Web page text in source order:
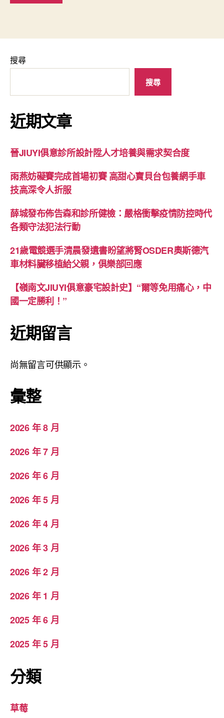
搜尋
搜尋
近期文章
晉JIUYI俱意診所設計陞人才培養與需求契合度
雨燕妨礙賽完成首場初賽 高甜心寶貝台包養網手車
技高深令人折服
薛城發布佈告森和診所健檢：嚴格衝擊疫情防控時代
各類守法犯法行動
21歲電競選手清晨發遺書盼望將腎OSDER奧斯德汽
車材料臟移植給父親，俱樂部回應
【嶺南文JIUYI俱意豪宅設計史】“爾等免用痛心，中
國一定勝利！”
近期留言
尚無留言可供顯示。
彙整
2026 年 8 月
2026 年 7 月
2026 年 6 月
2026 年 5 月
2026 年 4 月
2026 年 3 月
2026 年 2 月
2026 年 1 月
2025 年 6 月
2025 年 5 月
分類
草莓